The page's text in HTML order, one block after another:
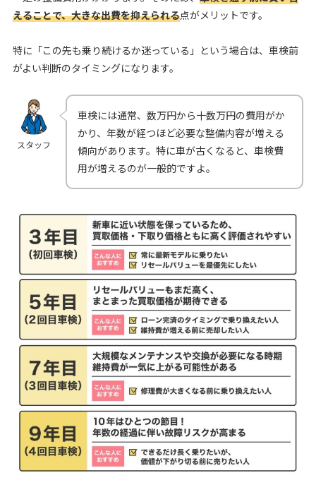
えることで、大きな出費を抑えられる点がメリットです。
特に「この先も乗り続けるか迷っている」という場合は、車検前
がよい判断のタイミングになります。
スタッフ
車検には通常、数万円から十数万円の費用がか
かり、年数が経つほど必要な整備内容が増える
傾向があります。特に車が古くなると、車検費
用が増えるのが一般的ですよ。